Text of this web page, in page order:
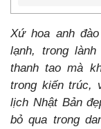
Xứ hoa anh
lạnh, trong
thanh tao mà
trong kiến trúc,
lịch Nhật Bản
bỏ qua trong